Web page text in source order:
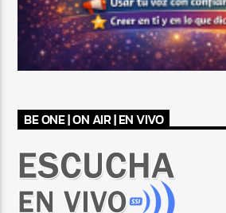
BE ONE | ON AIR | EN VIVO